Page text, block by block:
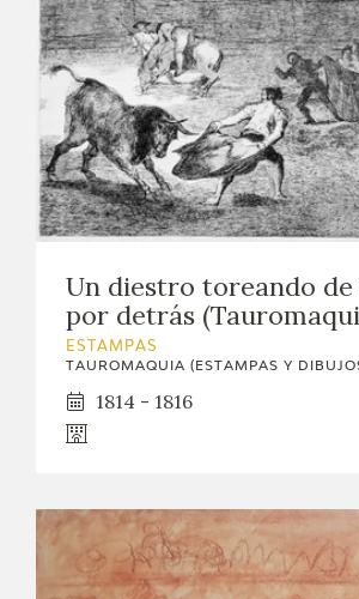
Un diestro toreando
por detrás
ESTAMPAS
TAUROMAQUIA (ESTAMPAS Y
1814 - 1816